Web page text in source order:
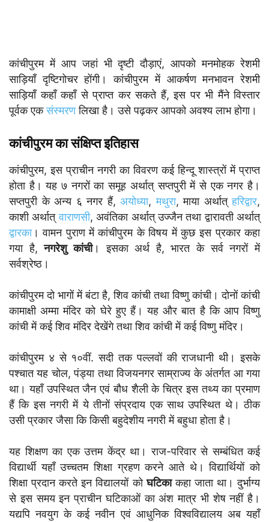
कांचीपुरम में आप जहां भी दृष्टी दौड़ाएं, आपको मनमोहक रेशमी
साड़ियाँ दृष्टिगोचर होंगी। कांचीपुरम में आकर्षण मनभावन रेशमी
साड़ियाँ कहाँ कहाँ से प्राप्त कर सकते हैं, इस पर भी मैंने विस्तार
पूर्वक एकसंस्मरणलिखा है। उसे पढ़कर आपको अवश्य लाभ होगा।
कांचीपुरम का संक्षिप्त इतिहास
कांचीपुरम, इस प्राचीन नगरी का विवरण कई हिन्दू शास्त्रों में प्राप्त
होता है। यह ७ नगरों का समूह अर्थात् सप्तपुरी में से एक नगर है।
सप्तपुरी के अन्य ६ नगर हैं, अयोध्या,मथुरा, माया अर्थात्हरिद्वार,
काशी अर्थात्वाराणसी, अवंतिका अर्थात् उज्जैन तथा द्वारावती अर्थात्
द्वारका। वामन पुराण में कांचीपुरम के विषय में कुछ इस प्रकार कहा
गया है,नगरेशु कांची। इसका अर्थ है, भारत के सर्व नगरों में
सर्वश्रेष्ठ।
कांचीपुरम दो भागों में बंटा है, शिव कांची तथा विष्णु कांची। दोनों कांची
कामाक्षी अम्मा मंदिर को घेरे हुए हैं। यह और बात है कि आप विष्णु
कांची में कई शिव मंदिर देखेंगे तथा शिव कांची में कई विष्णु मंदिर।
कांचीपुरम ४ से १०वीं. सदी तक पल्लवों की राजधानी थी। इसके
पश्चात यह चोल, पंड्या तथा विजयनगर साम्राज्य के अंतर्गत आ गया
था। यहाँ उपस्थित जैन एवं बौध शैली के चित्र इस तथ्य का प्रमाण
हैं कि इस नगरी में ये तीनों संप्रदाय एक साथ उपस्थित थे। ठीक
उसी प्रकार जैसा कि किसी बहुदेशीय नगरी में बहुधा होता है।
यह शिक्षण का एक उत्तम केंद्र था। राज-परिवार से सम्बंधित कई
विद्यार्थी यहाँ उच्चतम शिक्षा ग्रहण करने आते थे। विद्यार्थियों को
शिक्षा प्रदान करते इन विद्यालयों कोघटिकाकहा जाता था। दुर्भाग्य
से इस समय इन प्राचीन घटिकाओं का अंश मात्र भी शेष नहीं है।
यद्यपि नवयुग के कई नवीन एवं आधुनिक विश्वविद्यालय अब यहाँ